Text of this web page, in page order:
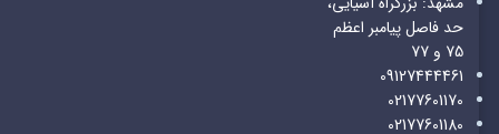
حد فاصل پیامبر اعظم
75 و 77
09127444461
02177601170
02177601180